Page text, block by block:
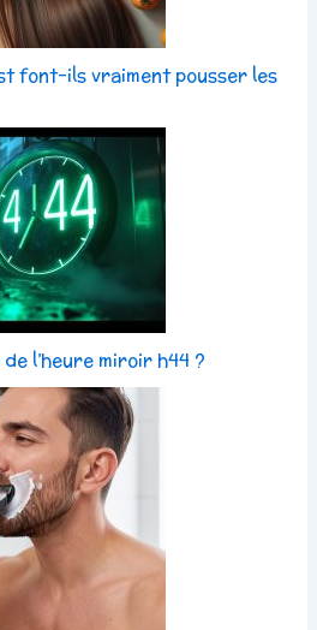
font-ils vraiment pousser les
l’heure miroir h44 ?